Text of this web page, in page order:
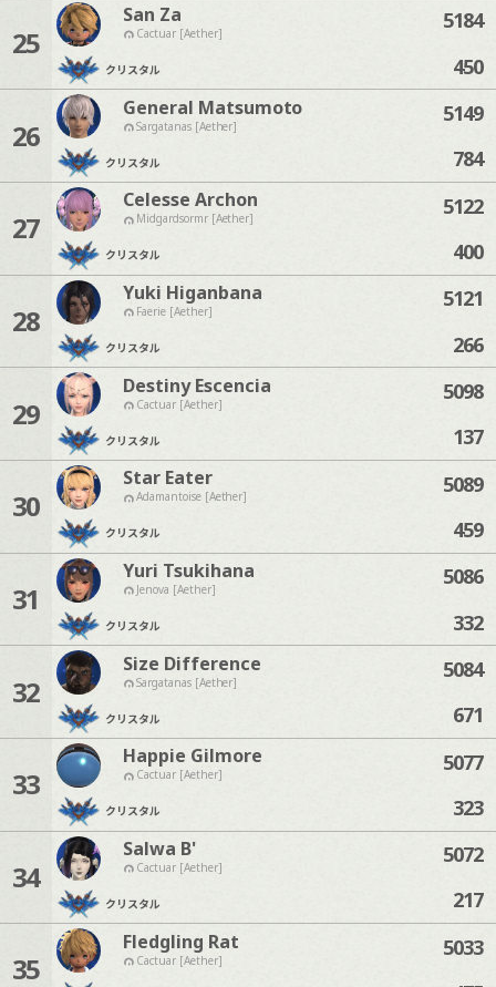
25
San Za
Cactuar [Aether]
クリスタル
5184
450
26
General Matsumoto
Sargatanas [Aether]
クリスタル
5149
784
27
Celesse Archon
Midgardsormr [Aether]
クリスタル
5122
400
28
Yuki Higanbana
Faerie [Aether]
クリスタル
5121
266
29
Destiny Escencia
Cactuar [Aether]
クリスタル
5098
137
30
Star Eater
Adamantoise [Aether]
クリスタル
5089
459
31
Yuri Tsukihana
Jenova [Aether]
クリスタル
5086
332
32
Size Difference
Sargatanas [Aether]
クリスタル
5084
671
33
Happie Gilmore
Cactuar [Aether]
クリスタル
5077
323
34
Salwa B'
Cactuar [Aether]
クリスタル
5072
217
35
Fledgling Rat
Cactuar [Aether]
5033